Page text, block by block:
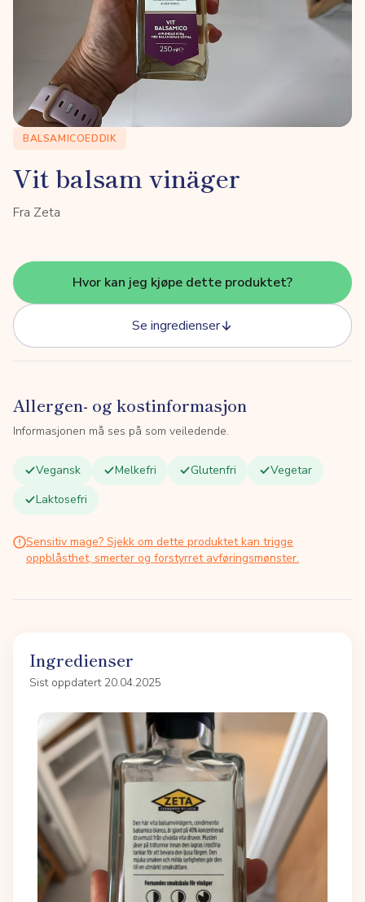
BALSAMICOEDDIK
Vit balsam vinäger
Fra Zeta
Hvor kan jeg kjøpe dette produktet?
Se ingredienser
Allergen- og kostinformasjon
Informasjonen må ses på som veiledende.
Vegansk Melkefri Glutenfri
Vegetar
Laktosefri
Sensitiv mage? Sjekk om dette produktet kan trigge
oppblåsthet, smerter og forstyrret avføringsmønster.
Ingredienser
Sist oppdatert 20.04.2025